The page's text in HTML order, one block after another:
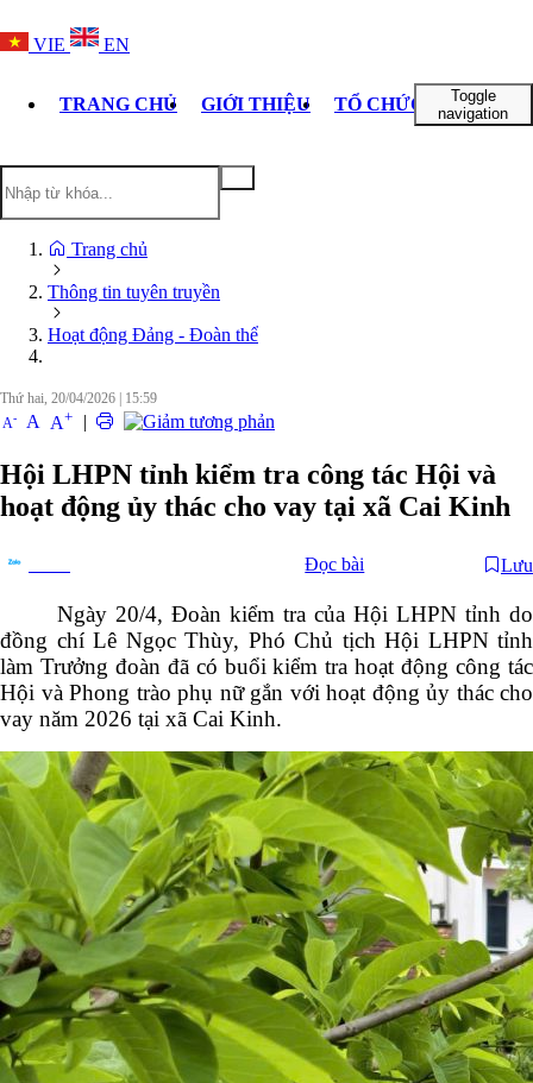
VIE EN
TRANG CHỦ GIỚI THIỆU TỔ CHỨC BỘ MÁY
Toggle
navigation
Trang chủ
Thông tin tuyên truyền
Hoạt động Đảng - Đoàn thể
Thứ hai, 20/04/2026
15:59
A- A A+ |
Hội LHPN tỉnh kiểm tra công tác Hội và
hoạt động ủy thác cho vay tại xã Cai Kinh
Đọc bài Lưu
Ngày 20/4, Đoàn kiểm tra của Hội LHPN tỉnh do
đồng chí Lê Ngọc Thùy, Phó Chủ tịch Hội LHPN tỉnh
làm Trưởng đoàn đã có buổi kiểm tra hoạt động công tác
Hội và Phong trào phụ nữ gắn với hoạt động ủy thác cho
vay năm 2026 tại xã Cai Kinh.